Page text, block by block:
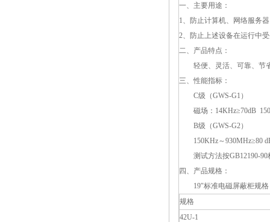
一、主要用途：
1、防止计算机、网络服务
2、防止上述设备在运行中
二、产品特点：
轻便、灵活、可靠、节
三、性能指标：
C级（GWS-G1）
磁场：14KHz≥70dB
B级（GWS-G2）
150KHz～930MHz≥80
测试方法按GB12190-90
四、产品规格：
19″标准电磁屏蔽柜规格
规格
42U-1